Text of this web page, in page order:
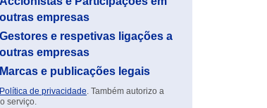
outras empresas
Gestores e respetivas ligações a
outras empresas
Marcas e publicações legais
Política de privacidade. Também autorizo a
serviço.